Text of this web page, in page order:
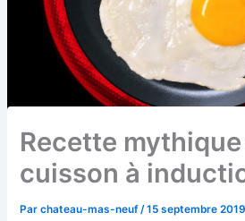
Recette
cuisson à
Parchateau-mas-neuf /15 septembre 2019